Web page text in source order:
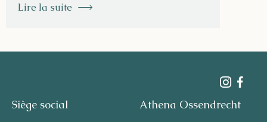
Lire la suite
Siège social Athena Ossendrecht